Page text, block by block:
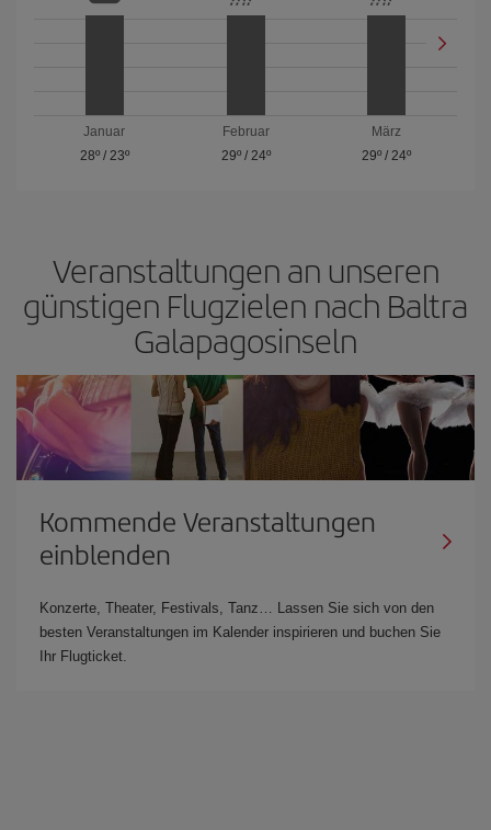
Januar
28º/ 23º
Februar
29º/ 24º
März
29º /24º
Veranstaltungen an unseren
günstigen Flugzielen nach Baltra
Galapagosinseln
Kommende Veranstaltungen
einblenden
Konzerte, Theater, Festivals, Tanz… Lassen Sie sich von den
besten Veranstaltungen im Kalender inspirieren und buchen Sie
Ihr Flugticket.